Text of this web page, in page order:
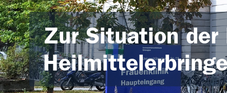
Zur Situation der